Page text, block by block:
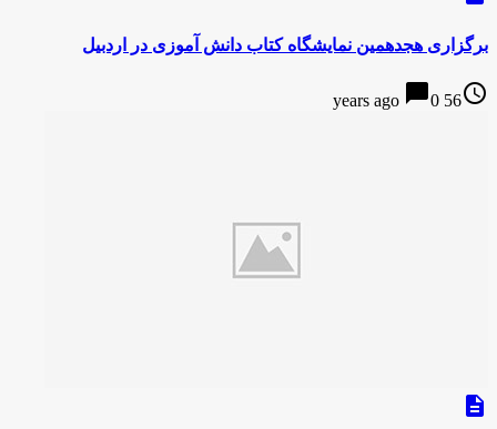
برگزاری هجدهمین نمایشگاه کتاب دانش آموزی در اردبیل
access_time
56 years ago
chat_bubble0
description